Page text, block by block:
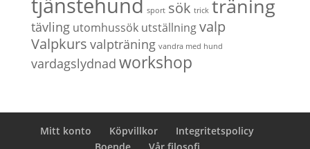
sport sök trick träning
tävling utomhussök utställningvalp
Valpkurs valpträning vandra med hund
vardagslydnad workshop
Mitt konto Köpvillkor
Integritetspolicy